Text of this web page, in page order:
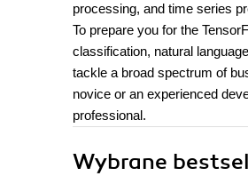
processing, and time series
To prepare you for the
classification, natural
tackle a broad spectrum of
novice or an experienced
professional.
Wybrane